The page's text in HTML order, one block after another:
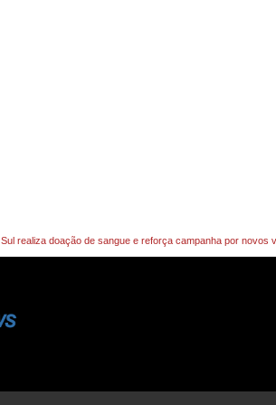
realiza doação de sangue e reforça campanha por novos